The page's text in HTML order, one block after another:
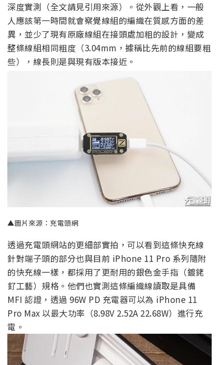
深度實測（全文請見引用來源）。從外觀上看，一般
人應該第一時間就會察覺線組的編織在質感方面的差
異，並少了現有原廠線組在接頭處加粗的設計，變成
整條線組相同粗度（3.04mm，據稱比先前的線組要粗
些），線長則是與現有版本接近。
▲圖片來源：充電頭網
透過充電頭網站的更細部實拍，可以看到這條快充線
針對端子頭的部分也與目前 iPhone 11 Pro 系列隨附
的快充線一樣，都採用了更耐用的銀色金手指（鍍銠
釕工藝）規格。他們也實測這條編織線讀取是具備
MFI 認證，透過 96W PD 充電器可以為 iPhone 11
Pro Max 以最大功率（8.98V 2.52A 22.68W）進行充
電。